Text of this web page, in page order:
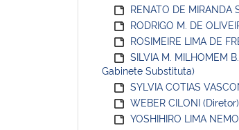
RENATO DE MIRANDA
RODRIGO M. DE
ROSIMEIRE LIMA DE
SILVIA M. MILHOMEM
Gabinete Substituta)
SYLVIA COTIAS
WEBER CILONI (Diretor)
YOSHIHIRO LIMA